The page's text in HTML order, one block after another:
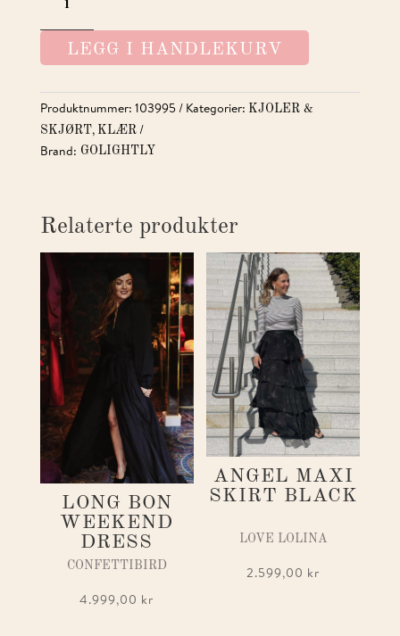
DRESS
RED
LONG
ANTALL
LEGG I HANDLEKURV
Produktnummer: 103995 Kategorier: KJOLER &
SKJØRT, KLÆR
Brand: GOLIGHTLY
Relaterte produkter
LONG BON
WEEKEND
DRESS
CONFETTIBIRD
4.999,00 kr
ANGEL MAXI
SKIRT BLACK
LOVE LOLINA
2.599,00 kr